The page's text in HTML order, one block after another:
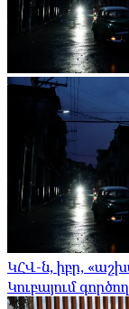
ԿՀՎ-ն, իբր,
Կուբայում